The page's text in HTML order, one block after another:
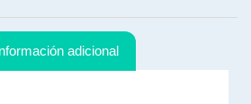
adicional